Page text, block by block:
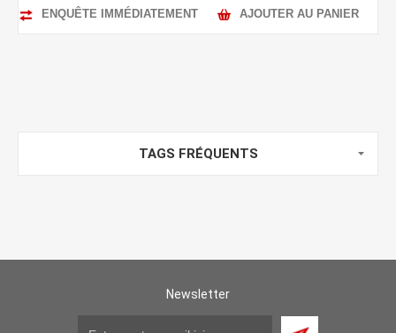
ENQUÊTE IMMÉDIATEMENT AJOUTER AU PANIER
TAGS FRÉQUENTS
Newsletter